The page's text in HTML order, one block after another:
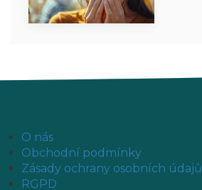
O nás
Obchodní podmínky
Zásady ochrany osobních údajů
RGPD